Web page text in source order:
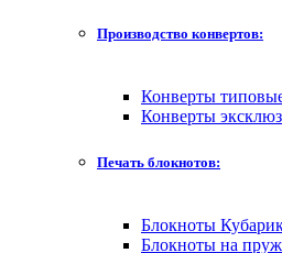
Производство конвертов:
Конверты
Конверты
Печать блокнотов:
Блокноты
Блокноты на